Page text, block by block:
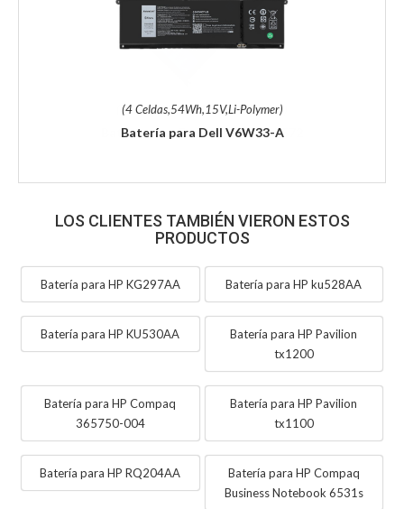
(4 Celdas,54Wh,15V,Li-Polymer)
Batería para Dell V6W33-A
LOS CLIENTES TAMBIÉN VIERON ESTOS
PRODUCTOS
Batería para HP KG297AA Batería para HP ku528AA
Batería para HP KU530AA
Batería para HP Pavilion
tx1200
Batería para HP Compaq
365750-004
Batería para HP Pavilion
tx1100
Batería para HP RQ204AA
Batería para HP Compaq
Business Notebook 6531s